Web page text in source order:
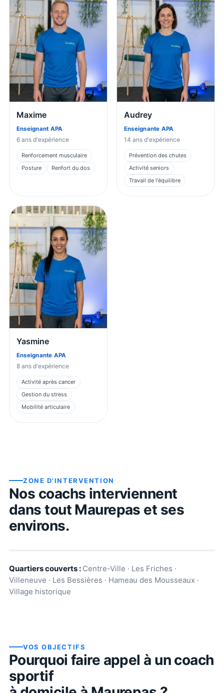
Maxime
Enseignant APA
6 ans d'expérience
Renforcement musculaire
Posture
Renfort du dos
Audrey
Enseignante APA
14 ans d'expérience
Prévention des chutes
Activité seniors
Travail de l'équilibre
Yasmine
Enseignante APA
8 ans d'expérience
Activité après cancer
Gestion du stress
Mobilité articulaire
ZONE D'INTERVENTION
Nos coachs interviennent
dans tout Maurepas et ses
environs.
Quartiers couverts : Centre-Ville · Les Friches ·
Villeneuve · Les Bessières · Hameau des Mousseaux ·
Village historique
VOS OBJECTIFS
Pourquoi faire appel à un coach
sportif